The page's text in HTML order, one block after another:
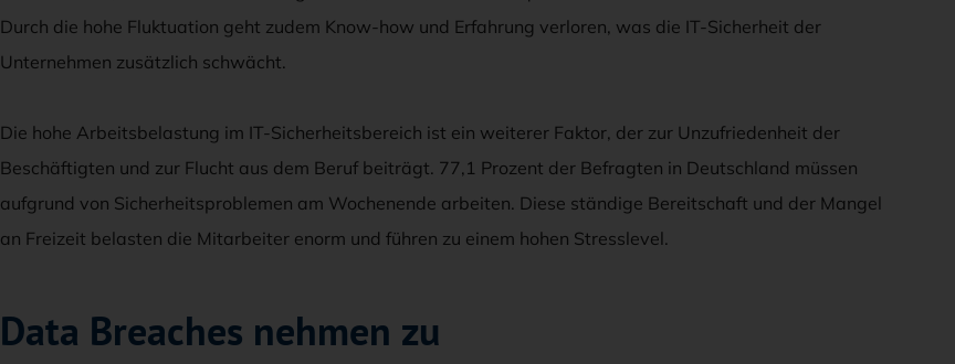
Durch die hohe Fluktuation geht zudem Know-how und Erfahrung verloren, was die IT-Sicherheit der
Unternehmen zusätzlich schwächt.
Die hohe Arbeitsbelastung im IT-Sicherheitsbereich ist ein weiterer Faktor, der zur Unzufriedenheit der
Beschäftigten und zur Flucht aus dem Beruf beiträgt. 77,1 Prozent der Befragten in Deutschland müssen
aufgrund von Sicherheitsproblemen am Wochenende arbeiten. Diese ständige Bereitschaft und der Mangel
an Freizeit belasten die Mitarbeiter enorm und führen zu einem hohen Stresslevel.
Data Breaches nehmen zu